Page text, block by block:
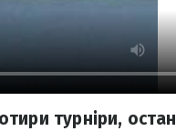
турніри,